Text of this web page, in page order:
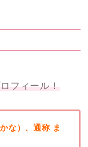
フィール！
な）、通称 ま